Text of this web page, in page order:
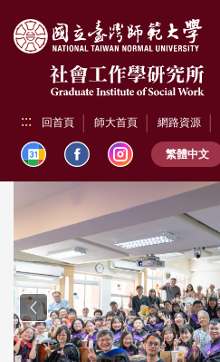
::: 回首頁 師大首頁 網路資源
繁體中文
Previous